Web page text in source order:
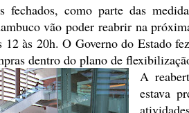
fechados, como parte das
vão poder reabrir na
12 às 20h. O Governo do Estado
dentro do plano de
A
estava